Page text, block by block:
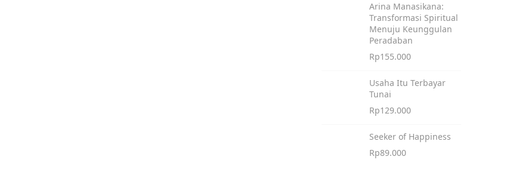
Arina Manasikana:
Transformasi Spiritual
Menuju Keunggulan
Peradaban
Rp155.000
Usaha Itu Terbayar
Tunai
Rp129.000
Seeker of Happiness
Rp89.000